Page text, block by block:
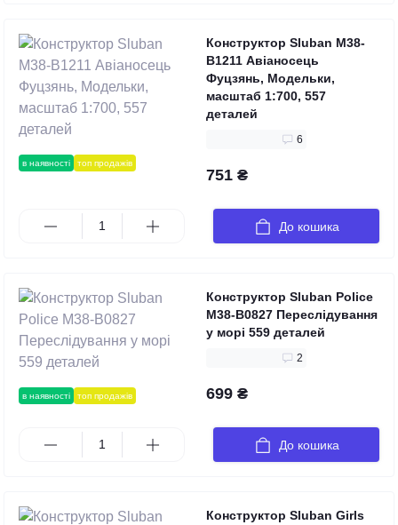
в наявності топ продажів
Конструктор Sluban M38-
B1211 Авіаносець
Фуцзянь, Модельки,
масштаб 1:700, 557
деталей
6
751 ₴
До кошика
в наявності топ продажів
Конструктор Sluban Police
M38-B0827 Переслідування
у морі 559 деталей
2
699 ₴
До кошика
Конструктор Sluban Girls